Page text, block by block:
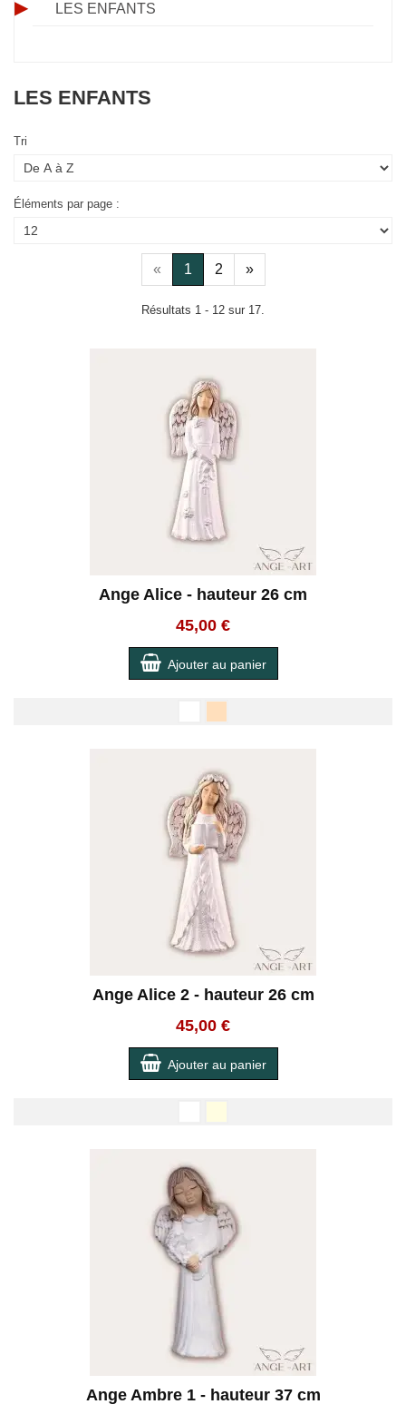
LES ENFANTS
LES ENFANTS
Tri
Éléments par page :
« 1 2 »
Résultats 1 - 12 sur 17.
Ange Alice - hauteur 26 cm
45,00 €
Ajouter au panier
Ange Alice 2 - hauteur 26 cm
45,00 €
Ajouter au panier
Ange Ambre 1 - hauteur 37 cm